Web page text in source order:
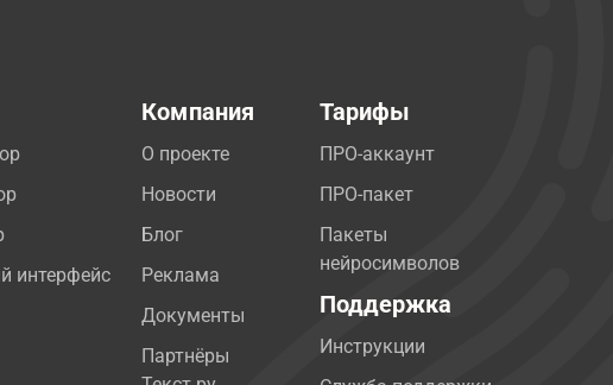
интерфейс
Компания
О проекте
Новости
Блог
Реклама
Документы
Партнёры
Тарифы
ПРО-аккаунт
ПРО-пакет
Пакеты
нейросимволов
Поддержка
Инструкции